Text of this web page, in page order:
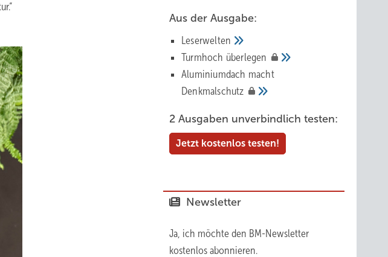
Aus der Ausgabe:
Leserwelten
Tur mhoch überlegen
Aluminiumdach macht
Denkmalschutz
2 Ausgaben unverbindlich testen:
Jetzt kostenlos testen!
Newsletter
Ja, ich möchte den BM-Newsletter
kostenlos abonnieren.